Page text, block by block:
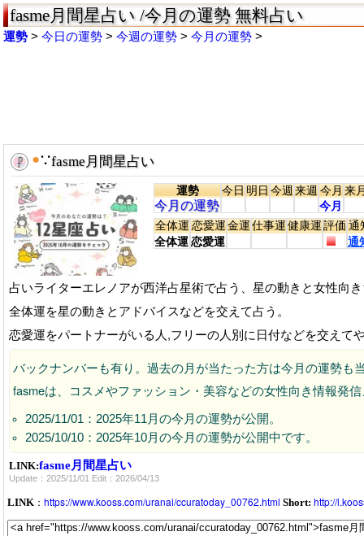
fasme月間星占い /今月の運勢 無料占い
運勢 今日の運勢 今週の運勢 今月の運勢
●∵fasme月間星占い
運勢
今月の運勢
今日明日今週来週今月
今月
来
全体運
全体運
恋愛運
恋愛運
金運仕事運健康運評価通
通
占いライターエレノアが西洋占星術で占う、星の動きと女性向
全体運を星の動きとアドバイスなどを交えて占う。
恋愛運をパートナーがいる人,フリーの人別に日付などを交えて
バックナンバーも有り。過去の月が当たった方は今月の運勢も
fasmeは、コスメやファッション・美容などの女性向き情報発
2025/11/01：2025年11月の今月の運勢が公開。
2025/10/10：2025年10月の今月の運勢が公開中です。
LINK:fasme月間星占い
Update：2025/11/01 Edit：2026/04/13
LINK ： https://www.kooss.com/uranai/ccuratoday_00762.html Short: http://